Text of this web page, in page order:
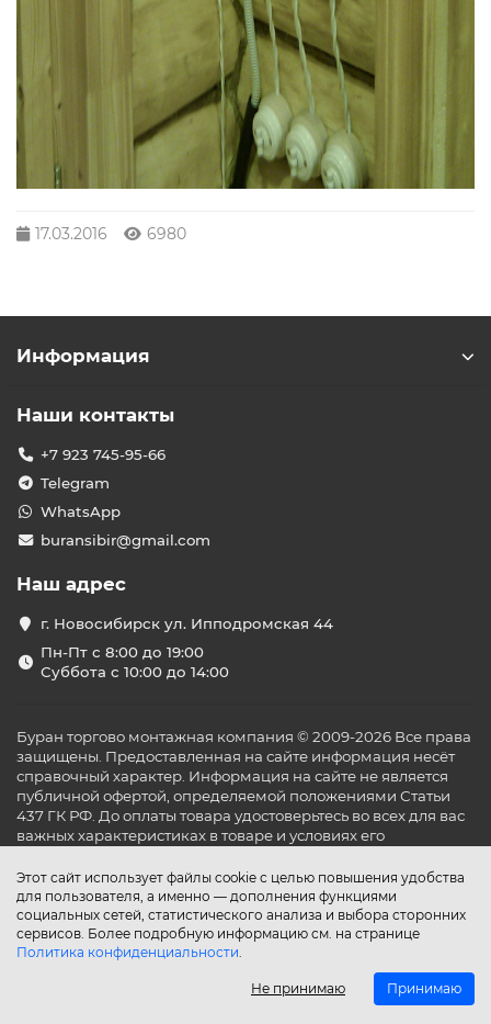
17.03.2016 6980
Этот сайт использует файлы cookie с целью повышения удобства
для пользователя, а именно — дополнения функциями
социальных сетей, статистического анализа и выбора сторонних
сервисов. Более подробную информацию см. на странице
Политика конфиденциальности.
Не принимаю Принимаю
Информация
Наши контакты
+7 923 745-95-66
Telegram
WhatsApp
buransibir@gmail.com
Наш адрес
г. Новосибирск ул. Ипподромская 44
Пн-Пт с 8:00 до 19:00
Суббота с 10:00 до 14:00
Буран торгово монтажная компания © 2009-2026 Все права
защищены. Предоставленная на сайте информация несёт
справочный характер. Информация на сайте не является
публичной офертой, определяемой положениями Статьи
437 ГК РФ. До оплаты товара удостоверьтесь во всех для вас
важных характеристиках в товаре и условиях его